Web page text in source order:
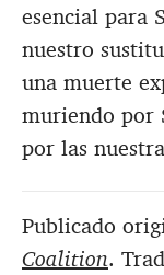
esencial para
nuestro
una muerte
muriendo por
por las
Publicado
Coalition.